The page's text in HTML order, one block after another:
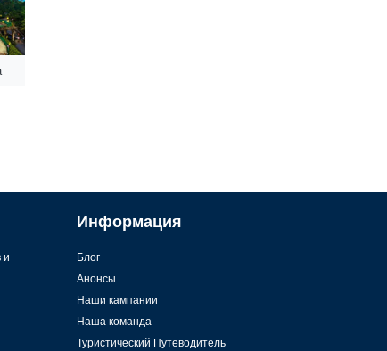
и
Информация
Блог
Анонсы
Наши кампании
Наша команда
Туристический Путеводитель